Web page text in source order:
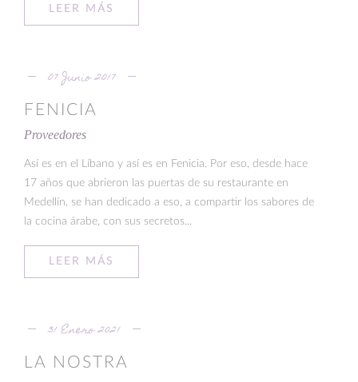
LEER MÁS
07 Junio 2017
FENICIA
Proveedores
Así es en el Líbano y así es en Fenicia. Por eso, desde hace
17 años que abrieron las puertas de su restaurante en
Medellín, se han dedicado a eso, a compartir los sabores de
la cocina árabe, con sus secretos...
LEER MÁS
31 Enero 2021
LA NOSTRA